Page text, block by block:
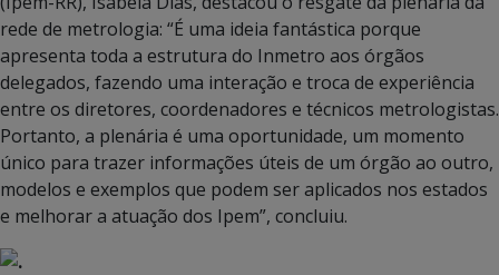
rede de metrologia: “É uma ideia fantástica porque
apresenta toda a estrutura do Inmetro aos órgãos
delegados, fazendo uma interação e troca de experiência
entre os diretores, coordenadores e técnicos metrologistas.
Portanto, a plenária é uma oportunidade, um momento
único para trazer informações úteis de um órgão ao outro,
modelos e exemplos que podem ser aplicados nos estados
e melhorar a atuação dos Ipem”, concluiu.